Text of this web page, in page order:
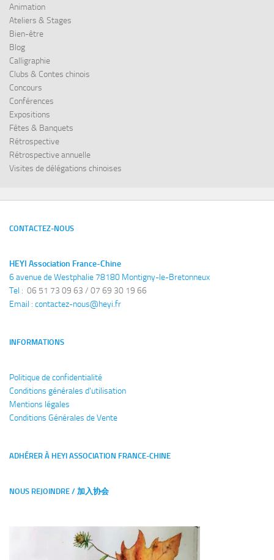
Animation
Ateliers & Stages
Bien-être
Blog
Calligraphie
Clubs & Contes chinois
Concours
Conférences
Expositions
Fêtes & Banquets
Rétrospective
Rétrospective annuelle
Visites de délégations chinoises
CONTACTEZ-NOUS
HEYI Association France-Chine
6 avenue de Westphalie 78180 Montigny-le-Bretonneux
Tel : 06 51 73 09 63 / 07 69 30 19 66
Email : contactez-nous@heyi.fr
INFORMATIONS
Politique de confidentialité
Conditions générales d'utilisation
Mentions légales
Conditions Générales de Vente
ADHÉRER À HEYI ASSOCIATION FRANCE-CHINE
NOUS REJOINDRE / 加入协会